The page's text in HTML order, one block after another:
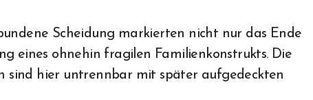
Scheidung markierten nicht nur das Ende
eines ohnehin fragilen Familienkonstrukts. Die
sind hier untrennbar mit später aufgedeckten